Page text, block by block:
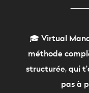
🎓 Virtual
méthode
structurée, qui
pas à